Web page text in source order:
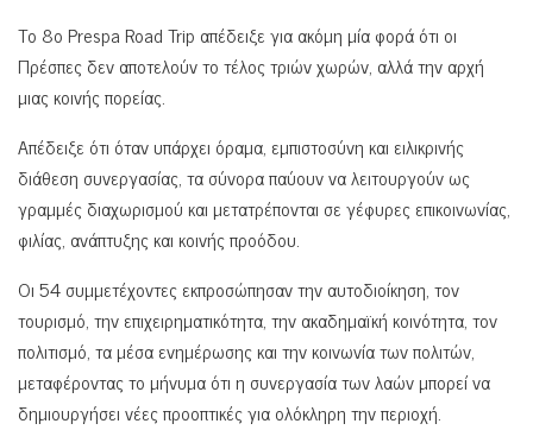
Το 8ο Prespa Road Trip απέδειξε για ακόμη μία φορά ότι οι
Πρέσπες δεν αποτελούν το τέλος τριών χωρών, αλλά την αρχή
μιας κοινής πορείας.
Απέδειξε ότι όταν υπάρχει όραμα, εμπιστοσύνη και ειλικρινής
διάθεση συνεργασίας, τα σύνορα παύουν να λειτουργούν ως
γραμμές διαχωρισμού και μετατρέπονται σε γέφυρες επικοινωνίας,
φιλίας, ανάπτυξης και κοινής προόδου.
Οι 54 συμμετέχοντες εκπροσώπησαν την αυτοδιοίκηση, τον
τουρισμό, την επιχειρηματικότητα, την ακαδημαϊκή κοινότητα, τον
πολιτισμό, τα μέσα ενημέρωσης και την κοινωνία των πολιτών,
μεταφέροντας το μήνυμα ότι η συνεργασία των λαών μπορεί να
δημιουργήσει νέες προοπτικές για ολόκληρη την περιοχή.